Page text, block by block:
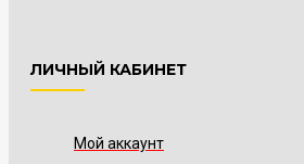
ЛИЧНЫЙ КАБИНЕТ
Мой аккаунт